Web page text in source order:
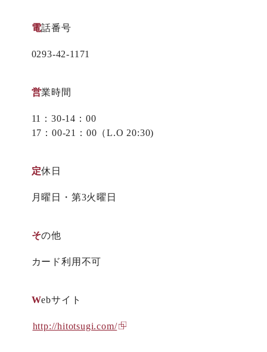
電話番号
0293-42-1171
営業時間
11：30-14：00
17：00-21：00（L.O 20:30)
定休日
月曜日・第3火曜日
その他
カード利用不可
Webサイト
http://hitotsugi.com/